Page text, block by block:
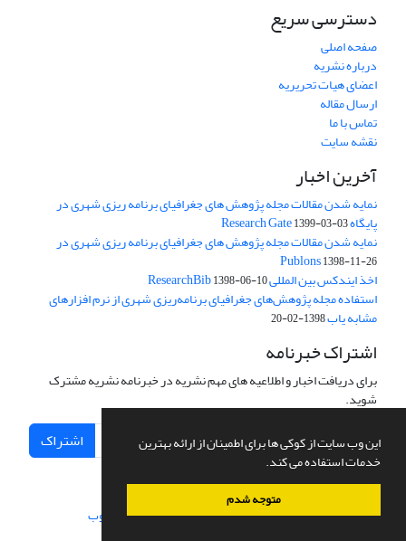
این وب سایت از کوکی ها برای اطمینان از ارائه بهترین
خدمات استفاده می کند.
متوجه شدم
دسترسی سریع
صفحه اصلی
درباره نشریه
اعضای هیات تحریریه
ارسال مقاله
تماس با ما
نقشه سایت
آخرین اخبار
نمایه شدن مقالات مجله پژوهش های جغرافیای برنامه ریزی شهری در
پایگاه Research Gate1399-03-03
نمایه شدن مقالات مجله پژوهش های جغرافیای برنامه ریزی شهری در
Publons1398-11-26
اخذ ایندکس بین المللی ResearchBib1398-06-10
استفاده مجله پژوهش‌های جغرافیای برنامه‌ریزی شهری از نرم افزارهای
مشابه یاب1398-02-20
اشتراک خبرنامه
برای دریافت اخبار و اطلاعیه های مهم نشریه در خبرنامه نشریه مشترک
شوید.
اشتراک
سامانه مدیریت نشریات علمی.طراحی و پیاده سازی از سیناوب